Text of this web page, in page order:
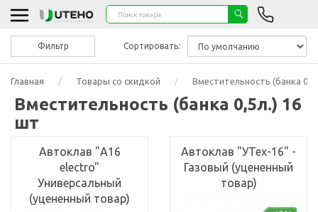
Главная Товары со скидкой Вместительность (банка
Вместительность (банка 0,5л.) 16
шт
Фильтр Сортировать:
Автоклав "А16
electro"
Универсальный
(уцененный товар)
Автоклав "УТех-16" -
Газовый (уцененный
товар)